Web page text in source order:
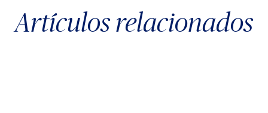
Artículos relacionados